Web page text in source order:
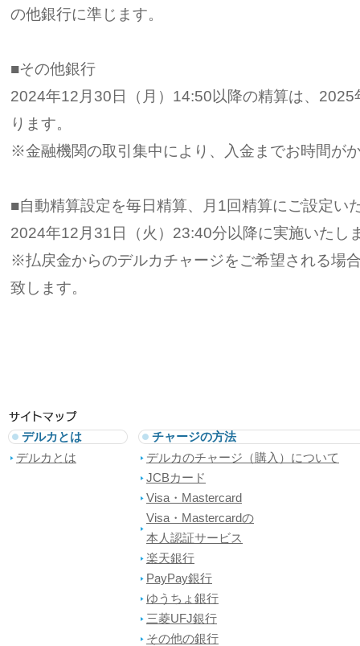
の他銀行に準じます。
■その他銀行
2024年12月30日（月）14:50以降の精算は、
ります。
※金融機関の取引集中により、入金までお時間が
■自動精算設定を毎日精算、月1回精算にご設定い
2024年12月31日（火）23:40分以降に実施いたし
※払戻金からのデルカチャージをご希望される場
致します。
デルカとは
デルカとは
チャージの方法
デルカのチャージ（購入）について
JCBカード
Visa・Mastercard
Visa・Mastercardの
本人認証サービス
楽天銀行
PayPay銀行
ゆうちょ銀行
三菱UFJ銀行
その他の銀行